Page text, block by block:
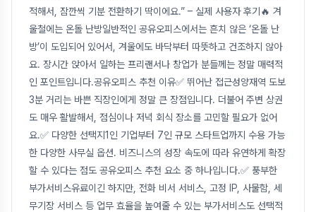
적해서, 잠깐씩 기분 전환하기 딱이에요.” – 실제 사용자 후기🔥 겨
울철에는 온돌 난방일반적인 공유오피스에서는 흔치 않은 ‘온돌 난
방’이 도입되어 있어서, 겨울에도 바닥부터 따뜻하고 건조하지 않아
요. 장시간 앉아서 일하는 프리랜서나 창업가 분들께는 정말 매력적
인 포인트입니다.공유오피스 추천 이유✅ 뛰어난 접근성양재역 도보
3분 거리는 바쁜 직장인에게 정말 큰 장점입니다. 더불어 주변 상권
도 매우 활발해서, 점심이나 저녁 회식 장소를 고민할 필요가 없어
요.✅ 다양한 선택지1인 기업부터 7인 규모 스타트업까지 수용 가능
한 다양한 사무실 옵션. 비즈니스의 성장 속도에 따라 유연하게 확장
할 수 있다는 점도 공유오피스 추천 요소 중 하나입니다.✅ 풍부한
부가서비스유료이긴 하지만, 전화 비서 서비스, 고정 IP, 사물함, 세
무기장 서비스 등 업무 효율을 높여줄 수 있는 부가서비스도 선택적